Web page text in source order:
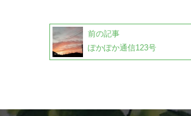
前の記事
ぽかぽか通信123号